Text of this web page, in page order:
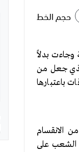
حجم الخط
وجاءت بدلاً
جعل من
باعتبارها
الانقسام
الشعب على